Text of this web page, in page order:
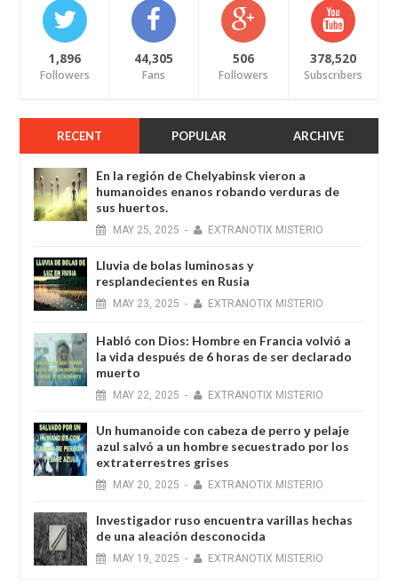
1,896
Followers
44,305
Fans
506
Followers
378,520
Subscribers
RECENT POPULAR ARCHIVE
En la región de Chelyabinsk vieron a
humanoides enanos robando verduras de
sus huertos.
MAY 25, 2025 - EXTRANOTIX MISTERIO
Lluvia de bolas luminosas y
resplandecientes en Rusia
MAY 23, 2025 - EXTRANOTIX MISTERIO
Habló con Dios: Hombre en Francia volvió a
la vida después de 6 horas de ser declarado
muerto
MAY 22, 2025 - EXTRANOTIX MISTERIO
Un humanoide con cabeza de perro у pelaje
azul salvó a un hombre secuestrado por los
extraterrestres grises
MAY 20, 2025 - EXTRANOTIX MISTERIO
Investigador ruso encuentra varillas hechas
de una aleación desconocida
MAY 19, 2025 - EXTRANOTIX MISTERIO